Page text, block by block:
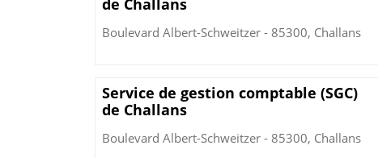
de Challans
Boulevard Albert-Schweitzer - 85300, Challans
Service de gestion comptable (SGC)
de Challans
Boulevard Albert-Schweitzer - 85300, Challans